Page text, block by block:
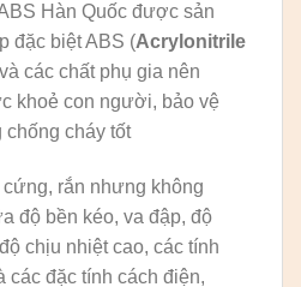
Hàn Quốc được sản
đặc biệt ABS (Acrylonitrile
các chất phụ gia nên
khoẻ con người, bảo vệ
cháy tốt
rắn nhưng không
độ bền kéo, va đập, độ
chịu nhiệt cao, các tính
các đặc tính cách điện,